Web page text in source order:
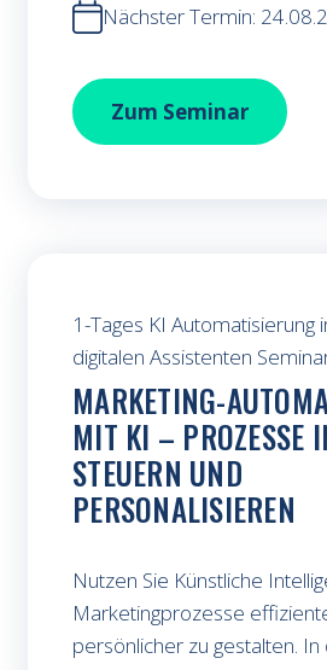
Nächster Termin:
Zum KI im
Seminar
1-Tages KI Automatisierung
digitalen Assistenten
MARKETING-
MIT KI – PROZESSE
STEUERN UND
PERSONALISIEREN
Nutzen Sie Künstliche
Marketingprozesse
persönlicher zu gestalten.